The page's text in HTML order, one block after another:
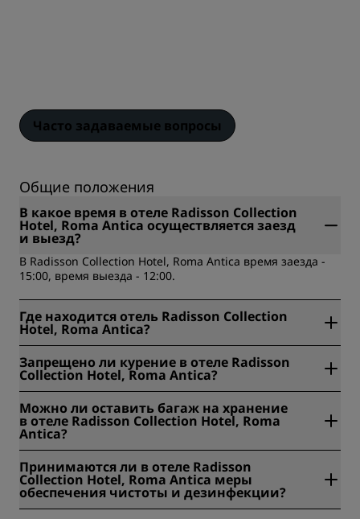
Часто задаваемые вопросы
Общие положения
В какое время в отеле Radisson Collection
Hotel, Roma Antica осуществляется заезд
и выезд?
В Radisson Collection Hotel, Roma Antica время заезда -
15:00, время выезда - 12:00.
Где находится отель Radisson Collection
Hotel, Roma Antica?
адресу Via delle Botteghe Oscure, 46, Рим, Италия.
Запрещено ли курение в отеле Radisson
Collection Hotel, Roma Antica?
запрещено.
Можно ли оставить багаж на хранение
в отеле Radisson Collection Hotel, Roma
Antica?
предоставляется услуга хранения багажа.
Принимаются ли в отеле Radisson
Collection Hotel, Roma Antica меры
обеспечения чистоты и дезинфекции?